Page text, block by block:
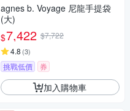
agnes b. Voyage 尼龍手提袋
(大)
$7,422 $7,722
4.8 (3)
挑戰低價 券
加入購物車